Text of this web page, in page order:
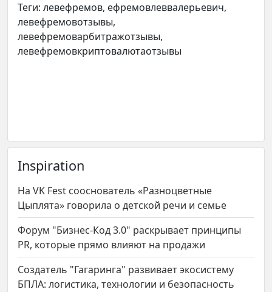
Теги: левефремов, ефремовлеввалерьевич,
левефремовотзывы,
левефремоварбитражотзывы,
левефремовкриптовалютаотзывы
Inspiration
На VK Fest сооснователь «Разноцветные
Цыплята» говорила о детской речи и семье
Форум "Бизнес-Код 3.0" раскрывает принципы
PR, которые прямо влияют на продажи
Создатель "Гагаринга" развивает экосистему
БПЛА: логистика, технологии и безопасность